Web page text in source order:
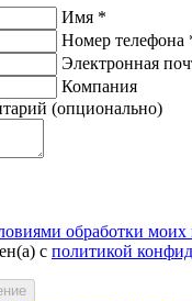
Имя *
Номер телефона
Электронная
Компания
(опционально)
обработки моих
с политикой